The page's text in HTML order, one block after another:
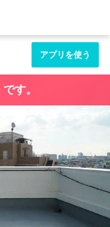
アプリを使う
す。